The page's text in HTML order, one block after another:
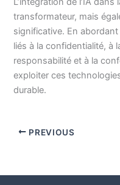
transformateur, mais
significative. En
liés à la confidentialité, à
responsabilité et à la
exploiter ces
durable.
PREVIOUS